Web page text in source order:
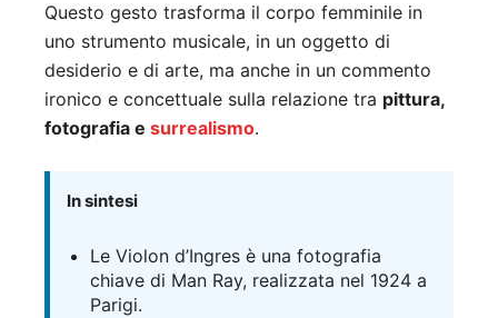
Questo gesto trasforma il corpo femminile in
uno strumento musicale, in un oggetto di
desiderio e di arte, ma anche in un commento
ironico e concettuale sulla relazione tra pittura,
fotografia e surrealismo.
In sintesi
Le Violon d’Ingres è una fotografia
chiave di Man Ray, realizzata nel 1924 a
Parigi.